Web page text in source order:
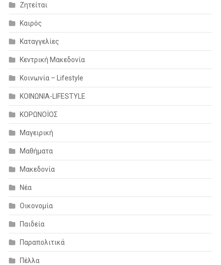
Ζητείται
Καιρός
Καταγγελίες
Κεντρική Μακεδονία
Κοινωνία – Lifestyle
ΚΟΙΝΩΝΙΑ-LIFESTYLE
ΚΟΡΩΝΟΪΟΣ
Μαγειρική
Μαθήματα
Μακεδονία
Νέα
Οικονομία
Παιδεία
Παραπολιτικά
Πέλλα